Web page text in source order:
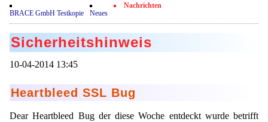
Neubau
Film
Zertifikate
Mikrokugelanlagen
Heizkammern
Trockner
Sortieranlagen
Angebotsanfrage
Spherisator Serie
Ältere Modelle
Pilotanlagen
Dienstleistungen
Mikrokapseln
Anwendungen
Informationsmaterial
BRACE GmbH Testkopie Neues
Nachrichten
Sicherheitshinweis
10-04-2014 13:45
Heartbleed SSL Bug
Dear Heartbleed Bug der diese Woche entdeckt wurde betrifft